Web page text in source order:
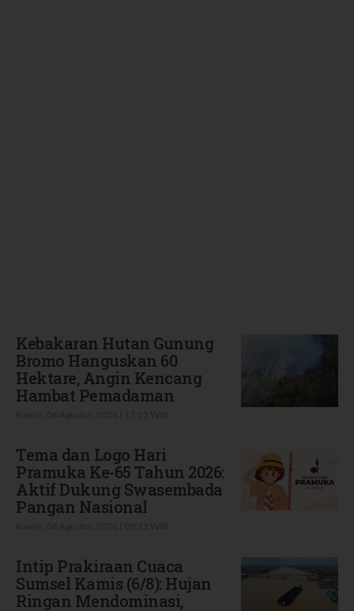
Kebakaran Hutan Gunung
Bromo Hanguskan 60
Hektare, Angin Kencang
Hambat Pemadaman
Tema dan Logo Hari
Pramuka Ke-65 Tahun 2026:
Aktif Dukung Swasembada
Pangan Nasional
Intip Prakiraan Cuaca
Sumsel Kamis (6/8): Hujan
Ringan Mendominasi,